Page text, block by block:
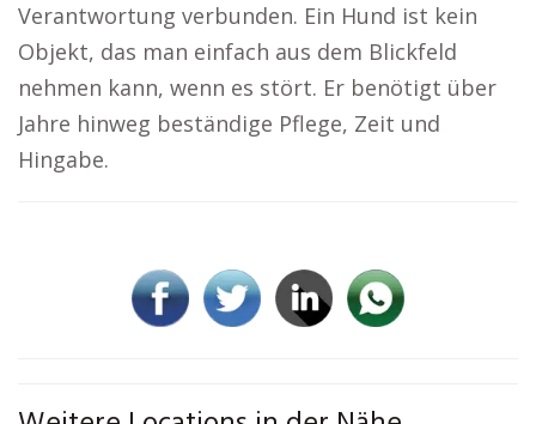
Verantwortung verbunden. Ein Hund ist kein
Objekt, das man einfach aus dem Blickfeld
nehmen kann, wenn es stört. Er benötigt über
Jahre hinweg beständige Pflege, Zeit und
Hingabe.